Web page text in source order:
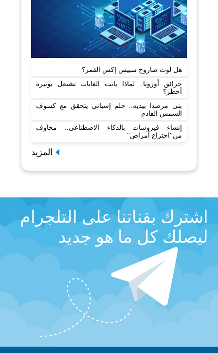
هل لوث صاروخ سبيس إكس القمر؟
حرائق أوروبا.. لماذا باتت الغابات تشتعل بوتيرة
أخطر؟
بنى مرصدا بيديه.. حلم إسباني يتحقق مع كسوف
الشمس القادم
إنشاء فيروسات بالذكاء الاصطناعي.. مخاوف
من"اختراع أمراض"
المزيد
اشترك بقناتنا على التلجرام
ليصلك كل ما هو جديد